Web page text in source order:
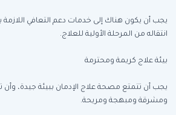
يجب أن يكون هناك إلى خدمات دعم التعافي
انتقاله من المرحلة الأولية للعلاج.
بيئة علاج كريمة ومحترمة
يجب أن تتمتع مصحة علاج الإدمان ببيئة جيدة،
ومشرقة ومبهجة ومريحة.